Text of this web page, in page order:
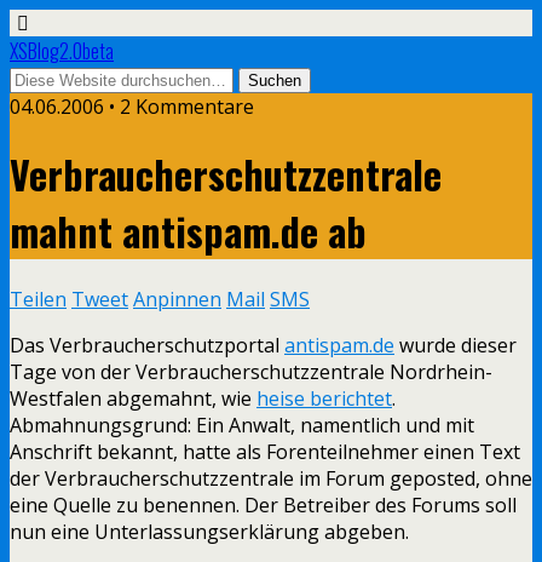
XSBlog2.0beta
04.06.2006 • 2 Kommentare
Verbraucherschutzzentrale
mahnt antispam.de ab
Teilen TweetAnpinnen Mail SMS
Das Verbraucherschutzportal antispam.de wurde dieser
Tage von der Verbraucherschutzzentrale Nordrhein-
Westfalen abgemahnt, wie heise berichtet.
Abmahnungsgrund: Ein Anwalt, namentlich und mit
Anschrift bekannt, hatte als Forenteilnehmer einen Text
der Verbraucherschutzzentrale im Forum geposted, ohne
eine Quelle zu benennen. Der Betreiber des Forums soll
nun eine Unterlassungserklärung abgeben.